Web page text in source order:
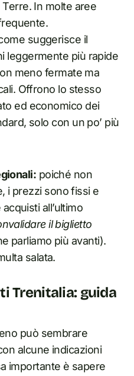
In molte aree
suggerisce il
leggermente più rapide
meno fermate ma
Offrono lo stesso
ed economico dei
solo con un po’ più
poiché non
i prezzi sono fissi e
all’ultimo
il biglietto
parliamo più avanti).
salata.
Trenitalia: guida
può sembrare
alcune indicazioni
importante è sapere